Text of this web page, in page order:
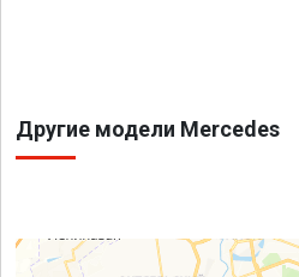
Другие модели Mercedes